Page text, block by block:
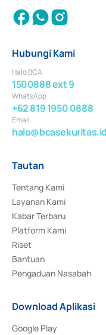
Hubungi Kami
Halo BCA
1500888 ext 9
WhatsApp
+62 819 1950 0888
Email
halo@bcasekuritas.id
Tautan
Tentang Kami
Layanan Kami
Kabar Terbaru
Platform Kami
Riset
Bantuan
Pengaduan Nasabah
Download Aplikasi
Google Play